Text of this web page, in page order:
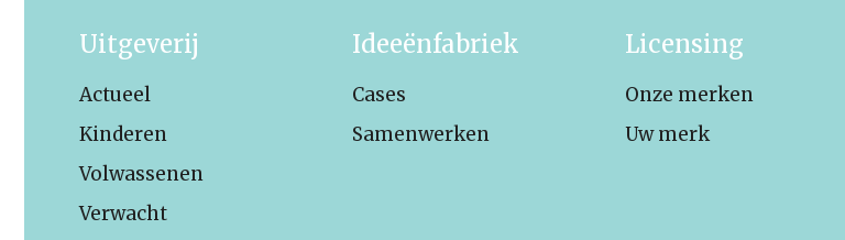
Uitgeverij
Actueel
Kinderen
Volwassenen
Verwacht
Ideeënfabriek
Cases
Samenwerken
Licensing
Onze merken
Uw merk